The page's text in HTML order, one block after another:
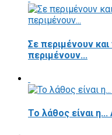
Σε περιμένουν
περιμένουν...
Το λάθος είναι η...